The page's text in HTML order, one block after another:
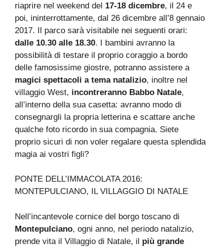
riaprire nel weekend del 17-18 dicembre, il 24 e
poi, ininterrottamente, dal 26 dicembre all’8 gennaio
2017. Il parco sarà visitabile nei seguenti orari:
dalle 10.30 alle 18.30. I bambini avranno la
possibilità di testare il proprio coraggio a bordo
delle famosissime giostre, potranno assistere a
magici spettacoli a tema natalizio, inoltre nel
villaggio West, incontreranno Babbo Natale,
all’interno della sua casetta: avranno modo di
consegnargli la propria letterina e scattare anche
qualche foto ricordo in sua compagnia. Siete
proprio sicuri di non voler regalare questa splendida
magia ai vostri figli?
PONTE DELL’IMMACOLATA 2016:
MONTEPULCIANO, IL VILLAGGIO DI NATALE
Nell’incantevole cornice del borgo toscano di
Montepulciano, ogni anno, nel periodo natalizio,
prende vita il Villaggio di Natale, il più grande